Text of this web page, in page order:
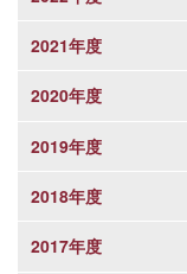
2021年度
2020年度
2019年度
2018年度
2017年度